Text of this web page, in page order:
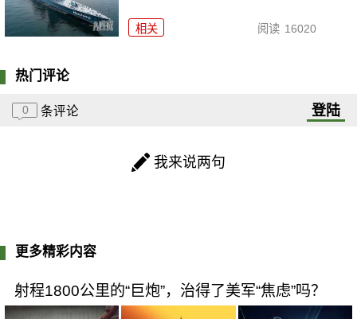
相关 阅读 16020
热门评论
0 条评论 登陆
我来说两句
更多精彩内容
射程1800公里的“巨炮”，治得了美军“焦虑”吗？